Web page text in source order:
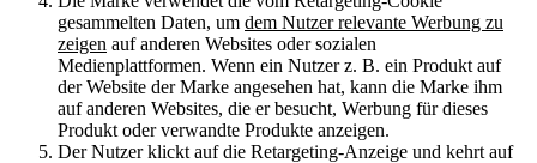
gesammelten Daten, um dem Nutzer relevante Werbung zu
zeigen auf anderen Websites oder sozialen
Medienplattformen. Wenn ein Nutzer z. B. ein Produkt auf
der Website der Marke angesehen hat, kann die Marke ihm
auf anderen Websites, die er besucht, Werbung für dieses
Produkt oder verwandte Produkte anzeigen.
Der Nutzer klickt auf die Retargeting-Anzeige und kehrt auf